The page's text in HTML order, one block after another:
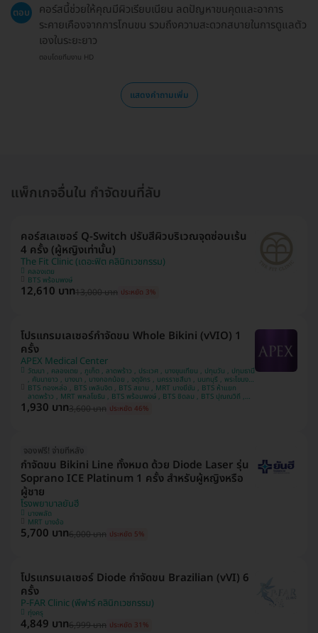
ตอบ
คอร์สนี้ช่วยให้คุณมีผิวเรียบเนียน ลดปัญหาขนคุดและอาการ
ระคายเคืองจากการโกนขน รวมถึงความสะดวกสบายในการดูแลตัว
เองในระยะยาว
ตอบโดยทีมงาน HD
แสดงคำถามเพิ่ม
แพ็กเกจอื่นใน กำจัดขนที่ลับ
คอร์สเลเซอร์ Q-Switch ปรับสีผิวบริเวณจุดซ่อนเร้น
4 ครั้ง (ผู้หญิงเท่านั้น)
The Fit Clinic (เดอะฟิต คลินิกเวชกรรม)
คลองเตย
BTS พร้อมพงษ์
12,610 บาท13,000 บาท ประหยัด 3%
โปรแกรมเลเซอร์กำจัดขน Whole Bikini (vVIO) 1
ครั้ง
APEX Medical Center
วัฒนา , คลองเตย , ภูเก็ต , ลาดพร้าว , ประเวศ , บางขุนเทียน , ปทุมวัน , ปทุมธานี
, คันนายาว , บางนา , บางกอกน้อย , จตุจักร , นครราชสีมา , นนทบุรี , พระโขนง ,
บางรัก , ชลบุรี , ห้วยขวาง , เชียงใหม่ , พระนครศรีอยุธยา , สมุทรปราการ ,
ประจวบคีรีขันธ์ , บางคอแหลม , ยานนาวา , หลักสี่ , นครสวรรค์ , บางแค ,
BTS ทองหล่อ , BTS เพลินจิต , BTS สยาม , MRT บางยี่ขัน , BTS ห้าแยก
ลาดพร้าว , MRT พหลโยธิน , BTS พร้อมพงษ์ , BTS ชิดลม , BTS ปุณณวิถี ,
MRT สีลม , BTS ศาลาแดง , MRT พระราม 9 , MRT ลาดพร้าว 71 , MRT สาม
ย่าน , BTS นานา , MRT สุขุมวิท , BTS อโศก , BTS เจริญนคร , MRT สวนหลวง
1,930 บาท3,600 บาท ประหยัด 46%
จองฟรี! จ่ายทีหลัง
กำจัดขน Bikini Line ทั้งหมด ด้วย Diode Laser รุ่น
Soprano ICE Platinum 1 ครั้ง สำหรับผู้หญิงหรือ
ผู้ชาย
โรงพยาบาลยันฮี
บางพลัด
MRT บางอ้อ
5,700 บาท6,000 บาท ประหยัด 5%
โปรแกรมเลเซอร์ Diode กำจัดขน Brazilian (vVI) 6
ครั้ง
P-FAR Clinic (พีฟาร์ คลินิกเวชกรรม)
ทุ่งครุ
4,849 บาท6,999 บาท ประหยัด 31%